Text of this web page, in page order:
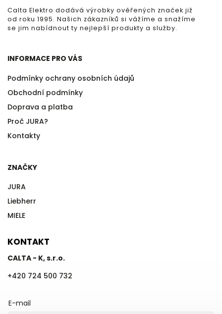
Calta Elektro dodává výrobky ověřených značek již
od roku 1995. Našich zákazníků si vážíme a snažíme
se jim nabídnout ty nejlepší produkty a služby.
INFORMACE PRO VÁS
Podmínky ochrany osobních údajů
Obchodní podmínky
Doprava a platba
Proč JURA?
Kontakty
ZNAČKY
JURA
Liebherr
MIELE
KONTAKT
CALTA - K, s.r.o.
+420 724 500 732
E-mail